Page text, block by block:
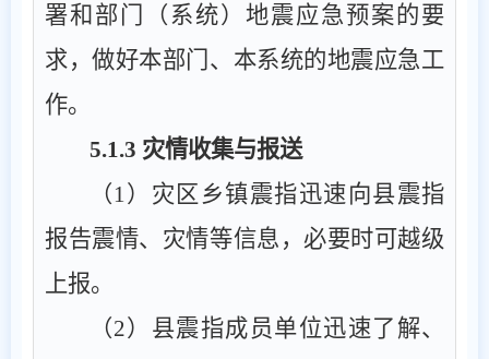
署和部门（系统）地震应急预案的要
求，做好本部门、本系统的地震应急工
作。
5.1.3 灾情收集与报送
（ 1 ）灾区乡镇震指迅速向县震指
报告震情、灾情等信息，必要时可越级
上报。
（2）县震指成员单位迅速了解、